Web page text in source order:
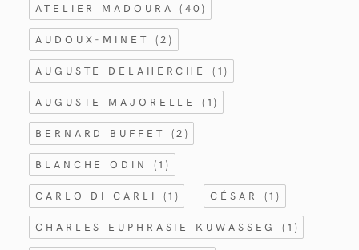
ATELIER MADOURA(40)
AUDOUX-MINET (2)
AUGUSTE DELAHERCHE(1)
AUGUSTE MAJORELLE(1)
BERNARD BUFFET (2)
BLANCHE ODIN (1)
CARLO DI CARLI (1) CÉSAR (1)
CHARLES EUPHRASIE KUWASSEG(1)